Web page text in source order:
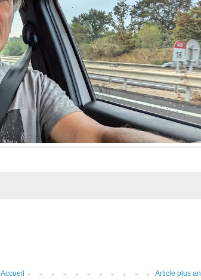
Article plus
Accueil